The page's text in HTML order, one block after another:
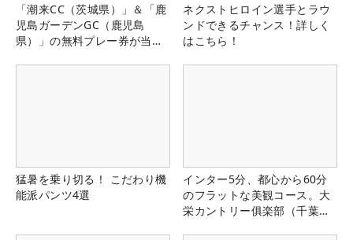
「潮来CC（茨城県）」＆「鹿
児島ガーデンGC（鹿児島
県）」の無料プレー券が当た
ネクストヒロイン選手とラウ
ンドできるチャンス！詳しく
はこちら！
猛暑を乗り切る！ こだわり機
能派パンツ4選
インター5分、都心から60分
のフラットな美観コース。大
栄カントリー俱楽部（千葉